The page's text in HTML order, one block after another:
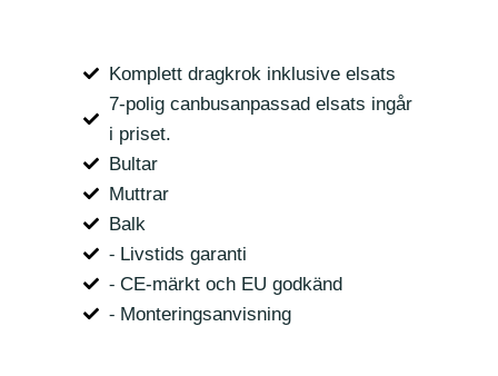
Komplett dragkrok inklusive elsats
7-polig canbusanpassad elsats ingår
i priset.
Bultar
Muttrar
Balk
⁃ Livstids garanti
⁃ CE-märkt och EU godkänd
⁃ Monteringsanvisning